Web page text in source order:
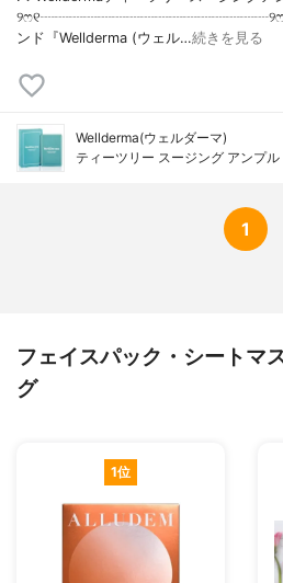
୨ෆ୧┈┈┈┈┈┈┈┈┈┈┈┈┈┈┈┈୨ෆ୧韓
ンド『Wellderma (ウェル…続きを見る
Wellderma(ウェルダーマ)
ティーツリー スージング アンプル
1
フェイスパック・シートマ
グ
1位